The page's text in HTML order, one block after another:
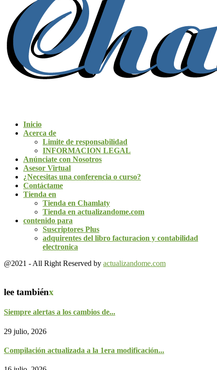
Inicio
Acerca de
Limite de responsabilidad
INFORMACION LEGAL
Anúnciate con Nosotros
Asesor Virtual
¿Necesitas una conferencia o curso?
Contáctame
Tienda en
Tienda en Chamlaty
Tienda en actualizandome.com
contenido para
Suscriptores Plus
adquirentes del libro facturacion y contabilidad
electronica
@2021 - All Right Reserved by actualizandome.com
lee tambiénx
Siempre alertas a los cambios de...
29 julio, 2026
Compilación actualizada a la 1era modificación...